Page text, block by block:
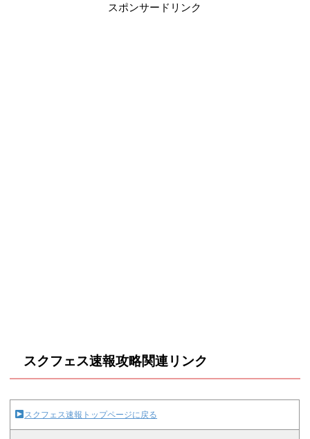
スポンサードリンク
スクフェス速報攻略関連リンク
スクフェス速報トップページに戻る